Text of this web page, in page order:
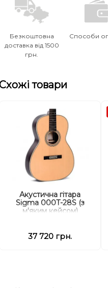
Безкоштовна
доставка від 1500
грн.
Способи
товари
Акустична гітара
Sigma 000T-28S (з
м'яким кейсом)
37 720 грн.